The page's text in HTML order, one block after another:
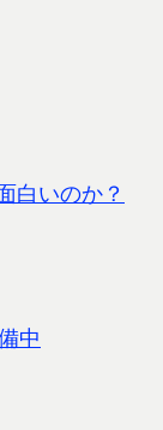
白いのか？
中